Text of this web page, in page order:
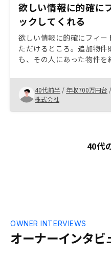
欲しい情報に的確に
ックしてくれる
欲しい情報に的確にフィー
ただけるところ。追加物件
も、その人にあった物件を
既存、管理プランの継続
ス向上。
40代前半 / 年収700万円台 /
株式会社
40代
オーナーインタビ
OWNER INTERVIEWS